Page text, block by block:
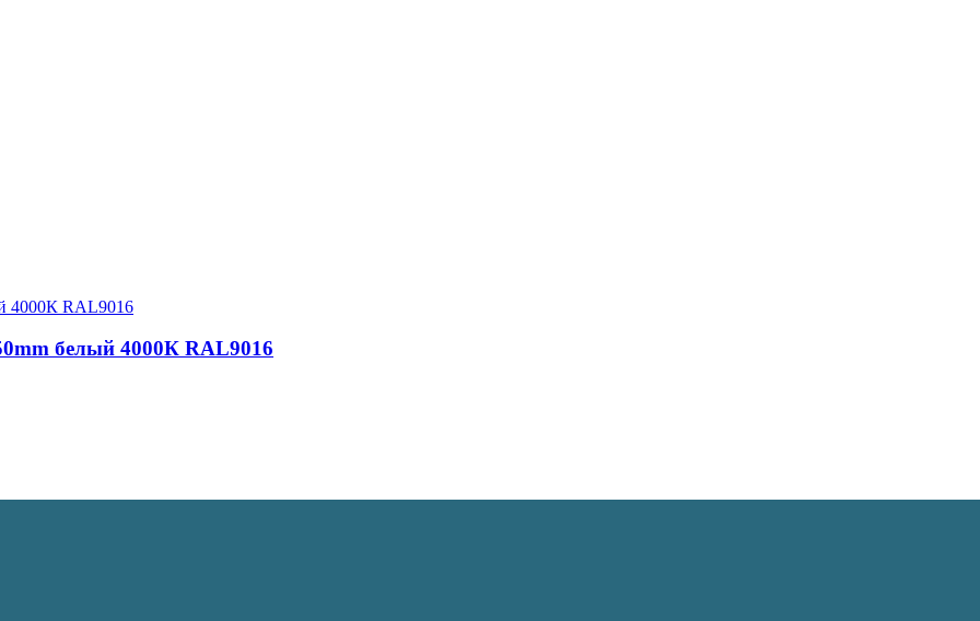
белый 4000К RAL9016